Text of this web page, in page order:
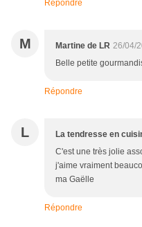
Répondre
M Martine de LR 26/04/
Belle petite
Répondre
L La tendresse en
C'est une très jolie
j'aime vraiment
ma Gaëlle
Répondre